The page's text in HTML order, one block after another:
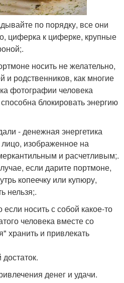
по порядку, все они
циферка к циферке, крупные
носить не желательно,
и родственников, как многие
фотографии человека
блокировать энергию
- денежная энергетика
изображенное на
и расчетливым;.
если дарите портмоне,
копеечку или купюру,
нельзя;.
носить с собой какое-то
человека вместе со
хранить и привлекать
денег и удачи.